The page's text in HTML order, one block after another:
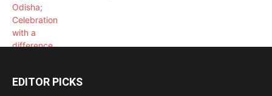
EDITOR PICKS